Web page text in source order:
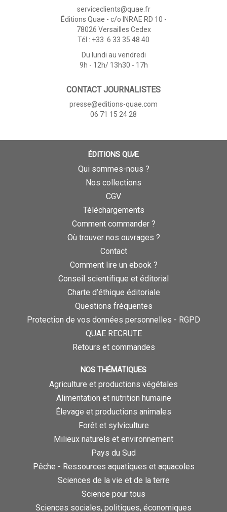
serviceclients@quae.fr
Éditions Quae - c/o INRAE RD 10 -
78026 Versailles Cedex
Tél : +33 6 33 35 48 40
Du lundi au vendredi
9h - 12h/ 13h30 - 17h
CONTACT JOURNALISTES
presse@editions-quae.com
06 71 15 24 28
ÉDITIONS QUÆ
Qui sommes-nous ?
Nos collections
CGV
Téléchargements
Comment commander ?
Où trouver nos ouvrages ?
Contact
Comment lire un ebook ?
Conseil scientifique et éditorial
Charte d’éthique éditoriale
Questions fréquentes
Protection de vos données personnelles - RGPD
QUAE RECRUTE
Retours et commandes
NOS THÉMATIQUES
Agriculture et productions végétales
Alimentation et nutrition humaine
Élevage et productions animales
Forêt et sylviculture
Milieux naturels et environnement
Pays du Sud
Pêche - Ressources aquatiques et aquacoles
Sciences de la vie et de la terre
Science pour tous
Sciences sociales, politiques, économiques